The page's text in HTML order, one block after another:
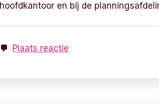
hoofdkantoor en bij de
Plaats reactie